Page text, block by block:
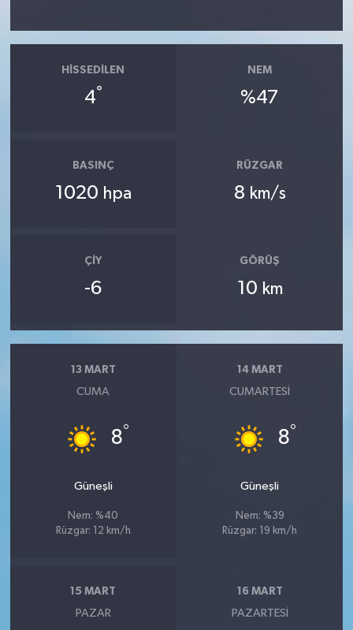
HISSEDILEN
4°
NEM
%47
BASINÇ
1020 hpa
RÜZGAR
8 km/s
ÇIY
-6
GÖRÜŞ
10 km
13 MART
CUMA
8°
Güneşli
Nem: %40
Rüzgar: 12 km/h
14 MART
CUMARTESI
8°
Güneşli
Nem: %39
Rüzgar: 19 km/h
15 MART
PAZAR
16 MART
PAZARTESI